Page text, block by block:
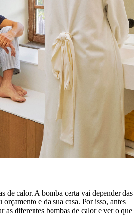
de calor. A bomba certa vai depender das
orçamento e da sua casa. Por isso, antes
as diferentes bombas de calor e ver o que